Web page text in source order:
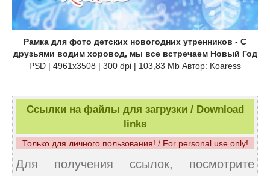
Рамка для фото детских новогодних утренников - С
друзьями водим хоровод, мы все встречаем Новый Год
PSD | 4961x3508 | 300 dpi | 103,83 Mb Автор: Koaress
Ссылки на файлы для загрузки / Download
links
Только для личного пользования! / For personal use only!
Для получения ссылок, посмотрите